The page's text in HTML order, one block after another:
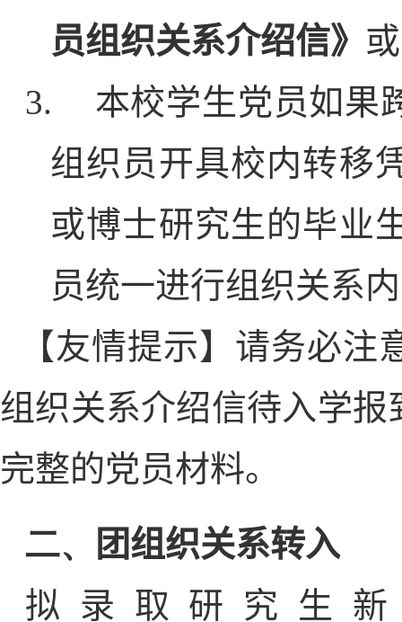
员组织关系介绍信》 或
3.
本校学生党员如果
组织员开具校内转移
或博士研究生的毕业
员统一进行组织关系
【友情提示】请务必
组织关系介绍信待入学
完整的党员材料。
二、
团组织关系转入
拟录取研究生